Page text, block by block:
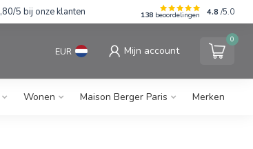
5 bij onze klanten 138 beoordelingen 4.8 /5.0
EUR Mijn account
0
Wonen Maison Berger Paris Merken